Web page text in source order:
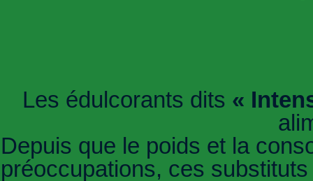
Les édulcorants dits «
Depuis que le poids et la
préoccupations, ces